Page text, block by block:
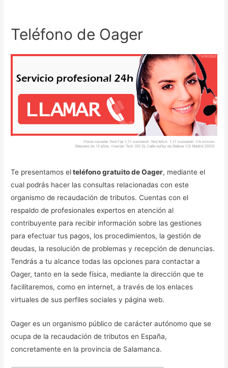
Teléfono de Oager
Te presentamos elteléfono gratuito de Oager, mediante el
cual podrás hacer las consultas relacionadas con este
organismo de recaudación de tributos. Cuentas con el
respaldo de profesionales expertos en atención al
contribuyente para recibir información sobre las gestiones
para efectuar tus pagos, los procedimientos, la gestión de
deudas, la resolución de problemas y recepción de denuncias.
Tendrás a tu alcance todas las opciones para contactar a
Oager, tanto en la sede física, mediante la dirección que te
facilitaremos, como en internet, a través de los enlaces
virtuales de sus perfiles sociales y página web.
Oager es un organismo público de carácter autónomo que se
ocupa de la recaudación de tributos en España,
concretamente en la provincia de Salamanca.